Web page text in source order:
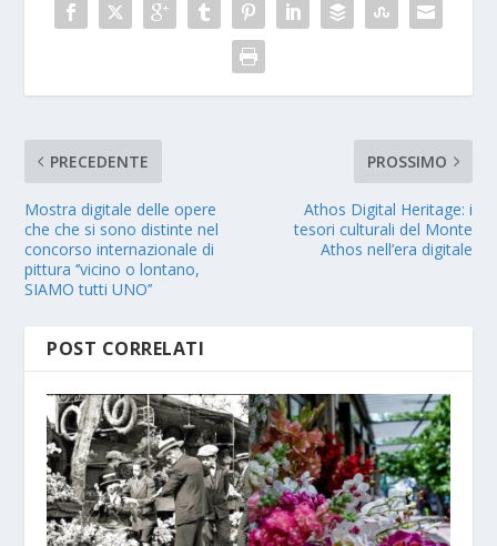
PRECEDENTE
Mostra digitale delle opere
che che si sono distinte nel
concorso internazionale di
pittura ‘’vicino o lontano,
SIAMO tutti UNO’’
PROSSIMO
Athos Digital Heritage: i
tesori culturali del Monte
Athos nell’era digitale
POST CORRELATI